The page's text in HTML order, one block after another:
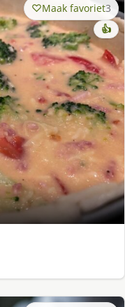
Maak favoriet3
👍